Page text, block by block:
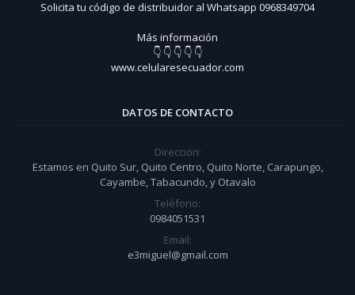
Solicita tu código de distribuidor al Whatsapp 0968349704
Más información
👇 👇 👇 👇 👇
www.celularesecuador.com
DATOS DE CONTACTO
Dirección:
Estamos en Quito Sur, Quito Centro, Quito Norte, Carapungo,
Cayambe, Tabacundo, y Otavalo
Teléfono:
0984051531
Email:
e3miguel@gmail.com